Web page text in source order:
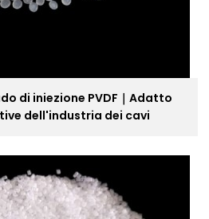
di iniezione PVDF｜Adatto
dell'industria dei cavi